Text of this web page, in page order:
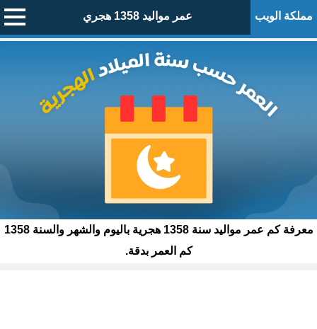
مملكة الويب عمر مواليد 1358 هجري
معرفة كم عمر مواليد سنة 1358 هجرية باليوم والشهر والسنة 1358
كم العمر بدقة.